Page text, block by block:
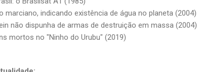
indicando existência de água no planeta (2004)
não dispunha de armas de destruição em massa (2004)
mortos no "Ninho do Urubu" (2019)